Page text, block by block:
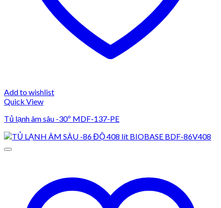
Add to wishlist
Quick View
Tủ lạnh âm sâu -30º MDF-137-PE